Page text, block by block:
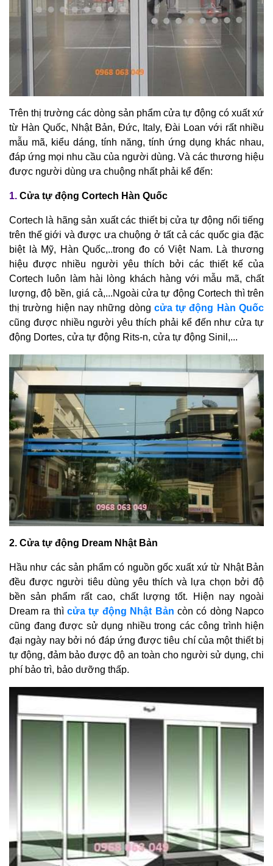
Trên thị trường các dòng sản phẩm cửa tự động có xuất xứ
từ Hàn Quốc, Nhật Bản, Đức, Italy, Đài Loan với rất nhiều
mẫu mã, kiểu dáng, tính năng, tính ứng dụng khác nhau,
đáp ứng mọi nhu cầu của người dùng. Và các thương hiệu
được người dùng ưa chuộng nhất phải kể đến:
1. Cửa tự động Cortech Hàn Quốc
Cortech là hãng sản xuất các thiết bị cửa tự động nổi tiếng
trên thế giới và được ưa chuộng ở tất cả các quốc gia đặc
biệt là Mỹ, Hàn Quốc,..trong đo có Việt Nam. Là thương
hiệu được nhiều người yêu thích bởi các thiết kế của
Cortech luôn làm hài lòng khách hàng với mẫu mã, chất
lượng, độ bền, giá cả,...Ngoài cửa tự động Cortech thì trên
thị trường hiện nay những dòng cửa tự động Hàn Quốc
cũng được nhiều người yêu thích phải kể đến nhưcửa tự
động Dortes, cửa tự động Rits-n, cửa tự động Sinil,...
2. Cửa tự động Dream Nhật Bản
Hầu như các sản phẩm có nguồn gốc xuất xứ từ Nhật Bản
đều được người tiêu dùng yêu thích và lựa chọn bởi độ
bền sản phẩm rất cao, chất lượng tốt. Hiện nay ngoài
Dream ra thìcửa tự động Nhật Bản còn có dòng Napco
cũng đang được sử dụng nhiều trong các công trình hiện
đại ngày nay bởi nó đáp ứng được tiêu chí của một thiết bị
tự động, đảm bảo được độ an toàn cho người sử dụng, chi
phí bảo trì, bảo dưỡng thấp.